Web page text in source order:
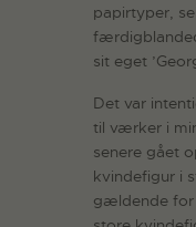
papirtyper,
sit eget
Det var
til værker i
senere gået
kvindefigur i
gældende for